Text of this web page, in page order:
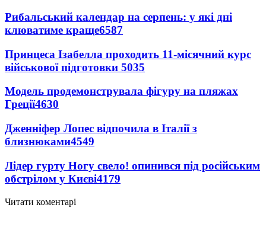
Рибальський календар на серпень: у які дні
клюватиме краще6587
Принцеса Ізабелла проходить 11-місячний курс
військової підготовки 5035
Модель продемонструвала фігуру на пляжах
Греції4630
Дженніфер Лопес відпочила в Італії з
близнюками4549
Лідер гурту Ногу свело! опинився під російським
обстрілом у Києві4179
Читати коментарі